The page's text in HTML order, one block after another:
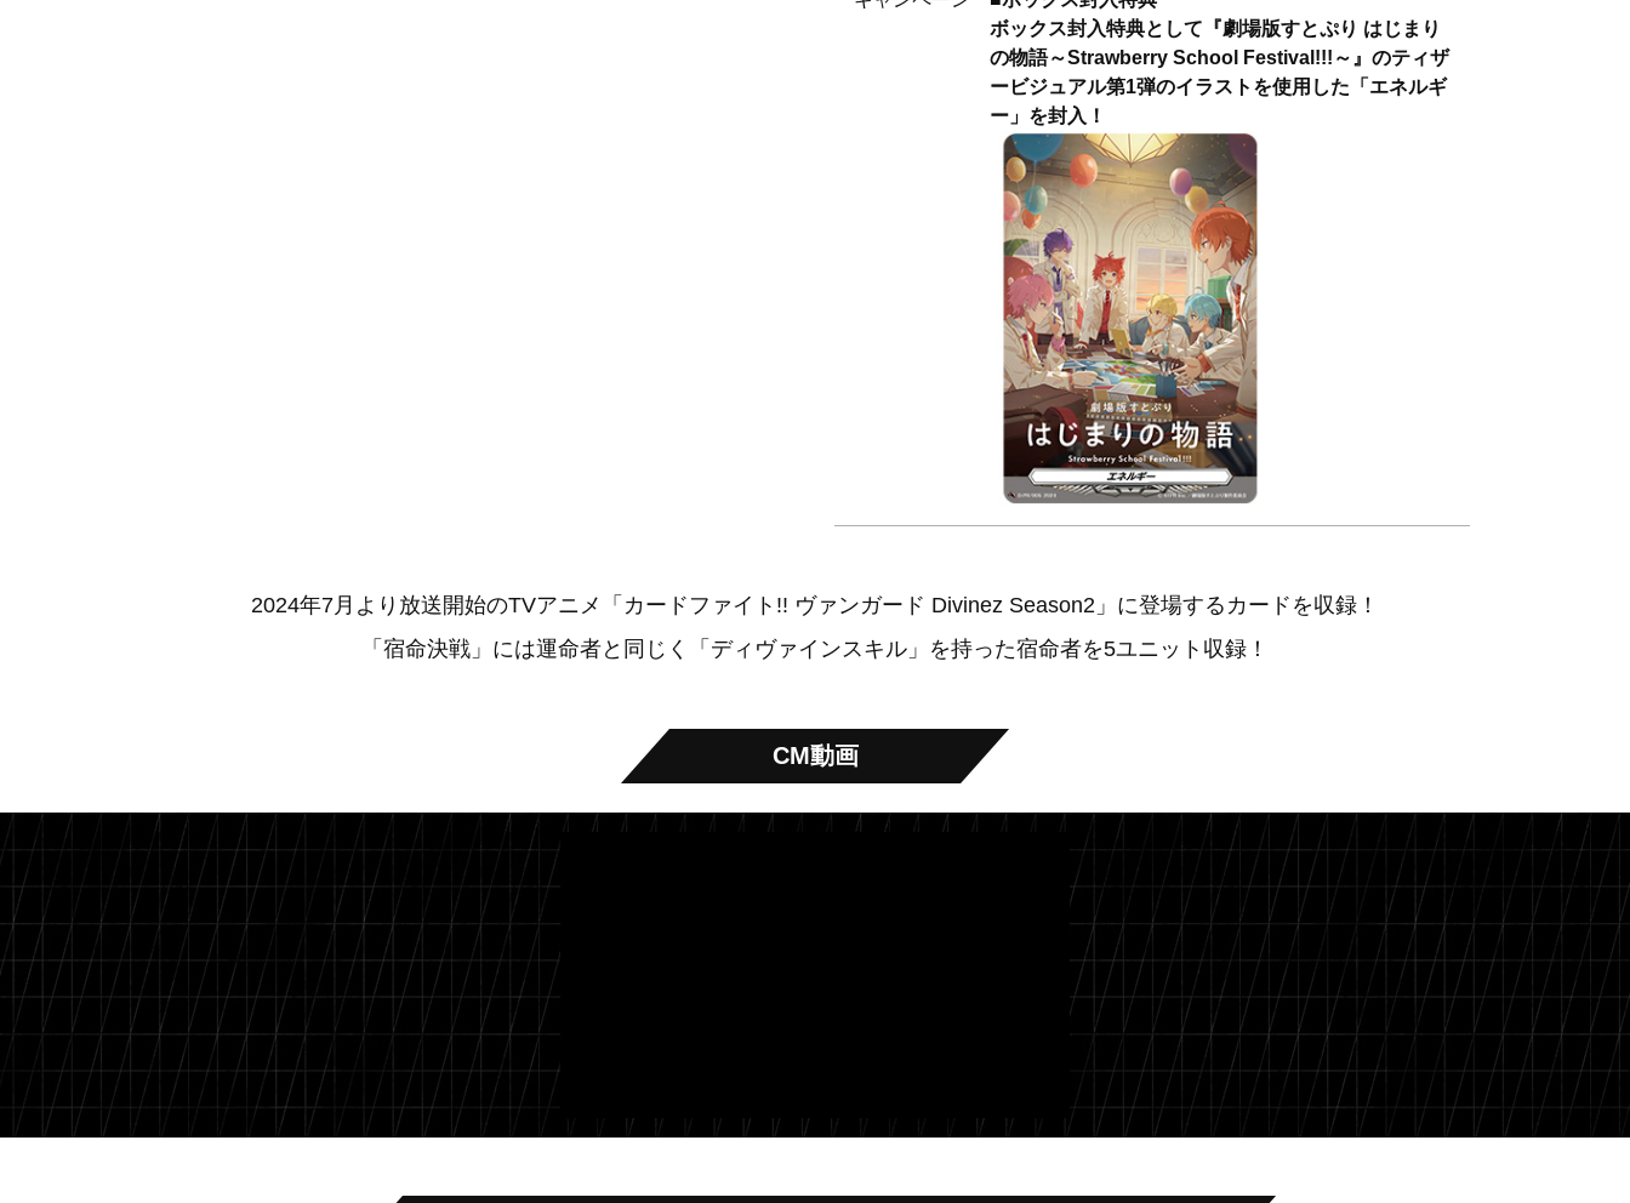
ボックス封入特典として『劇場版すとぷり はじまり
の物語～Strawberry School Festival!!!～』のティザ
ービジュアル第1弾のイラストを使用した「エネルギ
ー」を封入！
2024年7月より放送開始のTVアニメ「カードファイト!! ヴァンガード Divinez Season2」に登場するカードを収録！
「宿命決戦」には運命者と同じく「ディヴァインスキル」を持った宿命者を5ユニット収録！
CM動画